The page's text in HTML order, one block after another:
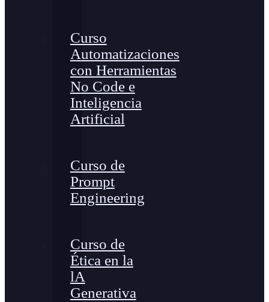
Curso
Automatizaciones
con Herramientas
No Code e
Inteligencia
Artificial
Curso de
Prompt
Engineering
Curso de
Ética en la
lA
Generativa